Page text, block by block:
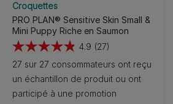
Croquettes
PRO PLAN® Sensitive Skin Small &
Mini Puppy Riche en Saumon
4.9 (27)
4.9
sur
5
étoiles.
27 sur 27 consommateurs ont reçu
un échantillon de produit ou ont
participé à une promotion